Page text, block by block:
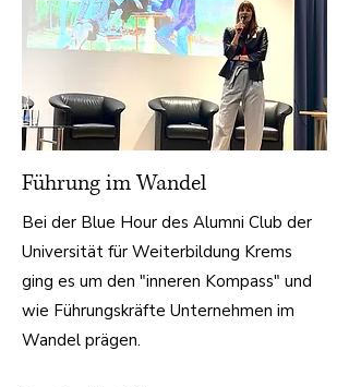
Führung im Wandel
Bei der Blue Hour des Alumni Club der
Universität für Weiterbildung Krems
ging es um den "inneren Kompass" und
wie Führungskräfte Unternehmen im
Wandel prägen.